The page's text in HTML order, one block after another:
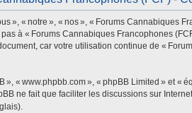
», « notre », « nos », « Forums Cannabiques
à « Forums Cannabiques Francophones
car votre utilisation continue de «
« www.phpbb.com », « phpBB Limited » et «
ne fait que faciliter les discussions sur